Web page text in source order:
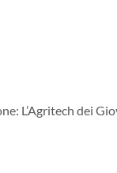
L’Agritech dei